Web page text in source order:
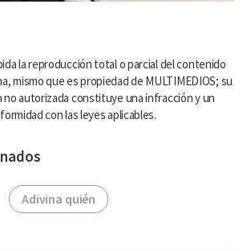
la reproducción total o parcial del contenido
mismo que es propiedad de MULTIMEDIOS; su
autorizada constituye una infracción y un
con las leyes aplicables.
Adivina quién